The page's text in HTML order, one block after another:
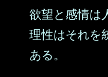
欲望と感情は
理性はそれを
ある。